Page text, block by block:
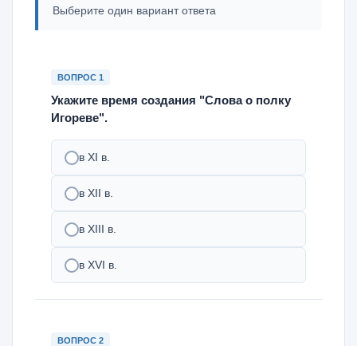
Выберите один вариант ответа
ВОПРОС 1
Укажите время создания "Слова о полку
Игореве".
в XI в.
в XII в.
в XIII в.
в XVI в.
ВОПРОС 2